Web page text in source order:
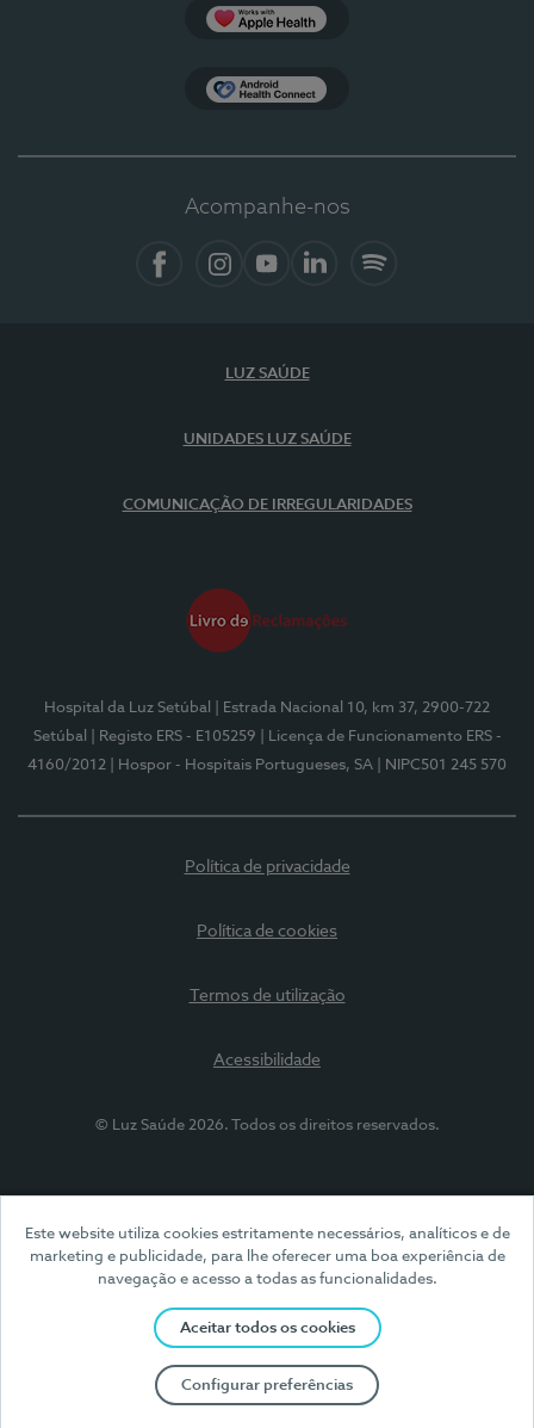
Este website utiliza cookies estritamente necessários, analíticos e de
marketing e publicidade, para lhe oferecer uma boa experiência de
navegação e acesso a todas as funcionalidades.
Aceitar todos os cookies
Configurar preferências
Acompanhe-nos
LUZ SAÚDE
UNIDADES LUZ SAÚDE
COMUNICAÇÃO DE IRREGULARIDADES
Hospital da Luz Setúbal
| Estrada Nacional 10, km 37, 2900-722
Setúbal
| Registo ERS - E105259
| Licença de Funcionamento ERS -
4160/2012
| Hospor - Hospitais Portugueses, SA | NIPC501 245 570
Política de privacidade
Política de cookies
Termos de utilização
Acessibilidade
© Luz Saúde 2026. Todos os direitos reservados.